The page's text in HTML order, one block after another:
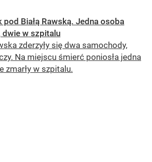
Białą Rawską. Jedna osoba
dwie w szpitalu
zderzyły się dwa samochody,
Na miejscu śmierć poniosła jedna
zmarły w szpitalu.